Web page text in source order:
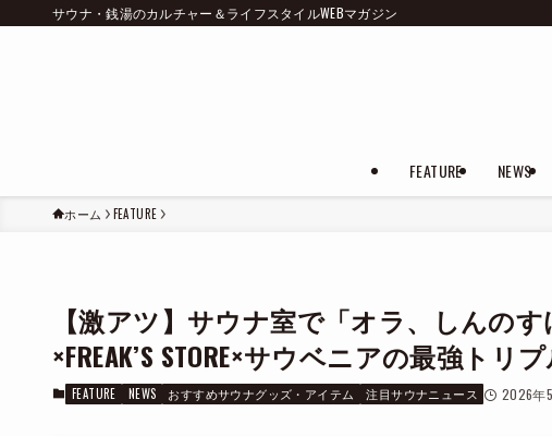
サウナ・銭湯のカルチャー＆ライフスタイルWEBマガジン
FEATURE NEWS
ホーム FEATURE
【激アツ】サウナ室で「オラ、しんの
×FREAK’S STORE×サウベニアの最強トリ
FEATURE NEWS おすすめサウナグッズ・アイテム 注目サウナニュース 2026年